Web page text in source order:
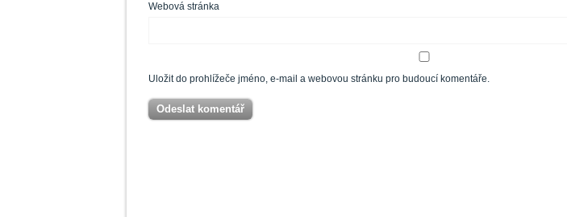
Webová stránka
Uložit do prohlížeče jméno, e-mail a webovou stránku pro budoucí komentáře.